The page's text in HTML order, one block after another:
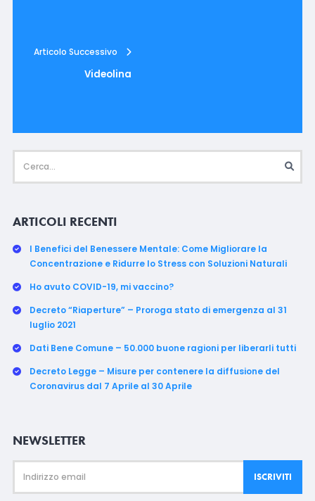
Articolo Successivo
Videolina
ARTICOLI RECENTI
I Benefici del Benessere Mentale: Come Migliorare la
Concentrazione e Ridurre lo Stress con Soluzioni Naturali
Ho avuto COVID-19, mi vaccino?
Decreto “Riaperture” – Proroga stato di emergenza al 31
luglio 2021
Dati Bene Comune – 50.000 buone ragioni per liberarli tutti
Decreto Legge – Misure per contenere la diffusione del
Coronavirus dal 7 Aprile al 30 Aprile
NEWSLETTER